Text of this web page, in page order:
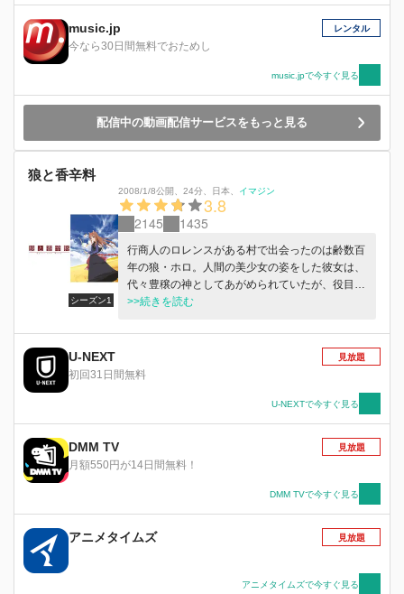
music.jp
今なら30日間無料でおためし
レンタル
music.jpで今すぐ見る
配信中の動画配信サービスをもっと見る
狼と香辛料
シーズン1
2008/1/8公開 24分 日本 イマジン
3.8
2145 1435
行商人のロレンスがある村で出会ったのは齢数百
年の狼・ホロ。人間の美少女の姿をした彼女は、
代々豊穣の神としてあがめられていたが、役目を
終え故郷へと帰ることを望んでいた。共に旅をす
北の地を目指す。
>>続きを読む
U-NEXT
初回31日間無料
見放題
U-NEXTで今すぐ見る
DMM TV
月額550円が14日間無料！
見放題
DMM TVで今すぐ見る
アニメタイムズ 見放題
アニメタイムズで今すぐ見る